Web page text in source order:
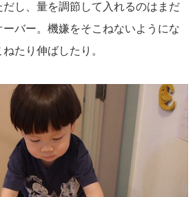
し、量を調節して入れるのはまだ
バー。機嫌をそこねないようにな
たり伸ばしたり。